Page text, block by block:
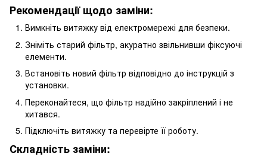
Рекомендації щодо заміни:
Вимкніть витяжку від електромережі для безпеки.
Зніміть старий фільтр, акуратно звільнивши фіксуючі
елементи.
Встановіть новий фільтр відповідно до інструкцій з
установки.
Переконайтеся, що фільтр надійно закріплений і не
хитався.
Підключіть витяжку та перевірте її роботу.
Складність заміни: